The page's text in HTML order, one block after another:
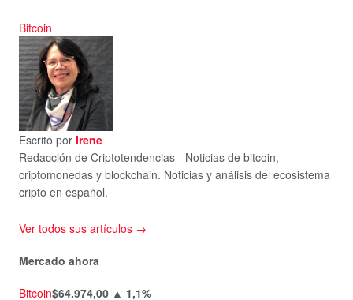
Bitcoin
Escrito por Irene
Redacción de Criptotendencias - Noticias de bitcoin,
criptomonedas y blockchain. Noticias y análisis del ecosistema
cripto en español.
Ver todos sus artículos →
Mercado ahora
Bitcoin$64.974,00 ▲ 1,1%